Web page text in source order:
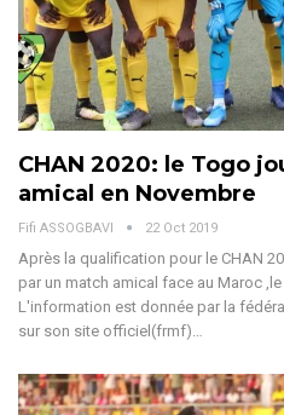
CHAN 2020: le Togo
amical en Novembre
Fifi ASSOGBAVI 22 Oct 2019
Après la qualification pour le CHAN
par un match amical face au Maroc
L'information est donnée par la
sur son site officiel(frmf)…